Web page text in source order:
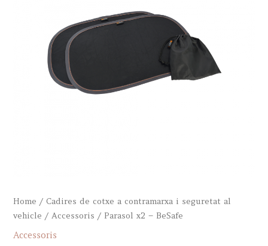
Home /Cadires de cotxe a contramarxa i seguretat al
vehicle /Accessoris / Parasol x2 – BeSafe
Accessoris